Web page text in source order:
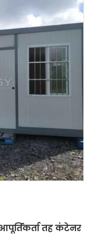
तह कंटेनर